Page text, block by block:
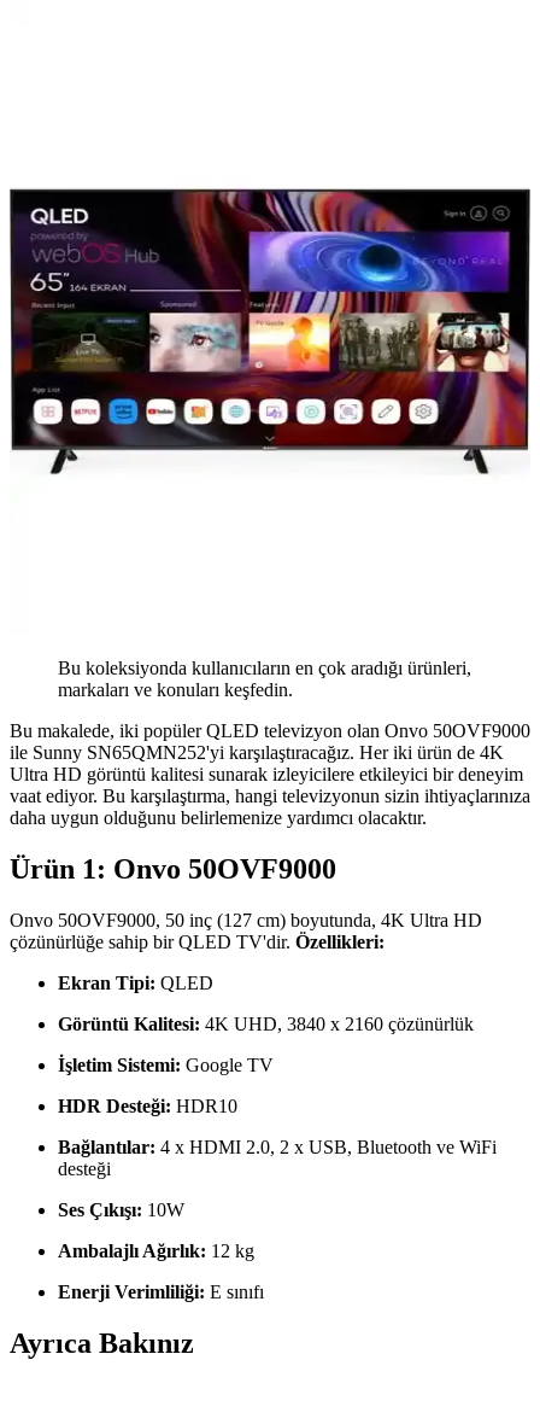
Bu koleksiyonda kullanıcıların en çok aradığı ürünleri,
markaları ve konuları keşfedin.
Bu makalede, iki popüler QLED televizyon olan Onvo 50OVF9000
ile Sunny SN65QMN252'yi karşılaştıracağız. Her iki ürün de 4K
Ultra HD görüntü kalitesi sunarak izleyicilere etkileyici bir deneyim
vaat ediyor. Bu karşılaştırma, hangi televizyonun sizin ihtiyaçlarınıza
daha uygun olduğunu belirlemenize yardımcı olacaktır.
Ürün 1: Onvo 50OVF9000
Onvo 50OVF9000, 50 inç (127 cm) boyutunda, 4K Ultra HD
çözünürlüğe sahip bir QLED TV'dir. Özellikleri:
Ekran Tipi: QLED
Görüntü Kalitesi: 4K UHD, 3840 x 2160 çözünürlük
İşletim Sistemi: Google TV
HDR Desteği: HDR10
Bağlantılar: 4 x HDMI 2.0, 2 x USB, Bluetooth ve WiFi
desteği
Ses Çıkışı: 10W
Ambalajlı Ağırlık: 12 kg
Enerji Verimliliği: E sınıfı
Ayrıca Bakınız